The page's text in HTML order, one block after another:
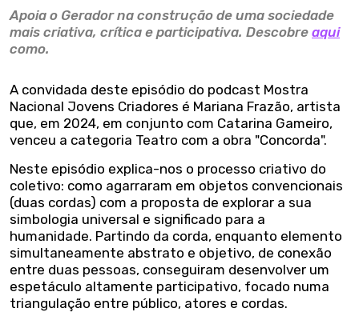
Apoia o Gerador na construção de uma sociedade
mais criativa, crítica e participativa. Descobre aqui
como.
A convidada deste episódio do podcast Mostra
Nacional Jovens Criadores é Mariana Frazão, artista
que, em 2024, em conjunto com Catarina Gameiro,
venceu a categoria Teatro com a obra "Concorda".
Neste episódio explica-nos o processo criativo do
coletivo: como agarraram em objetos convencionais
(duas cordas) com a proposta de explorar a sua
simbologia universal e significado para a
humanidade. Partindo da corda, enquanto elemento
simultaneamente abstrato e objetivo, de conexão
entre duas pessoas, conseguiram desenvolver um
espetáculo altamente participativo, focado numa
triangulação entre público, atores e cordas.